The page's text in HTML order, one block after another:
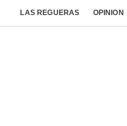
LAS REGUERAS OPINION